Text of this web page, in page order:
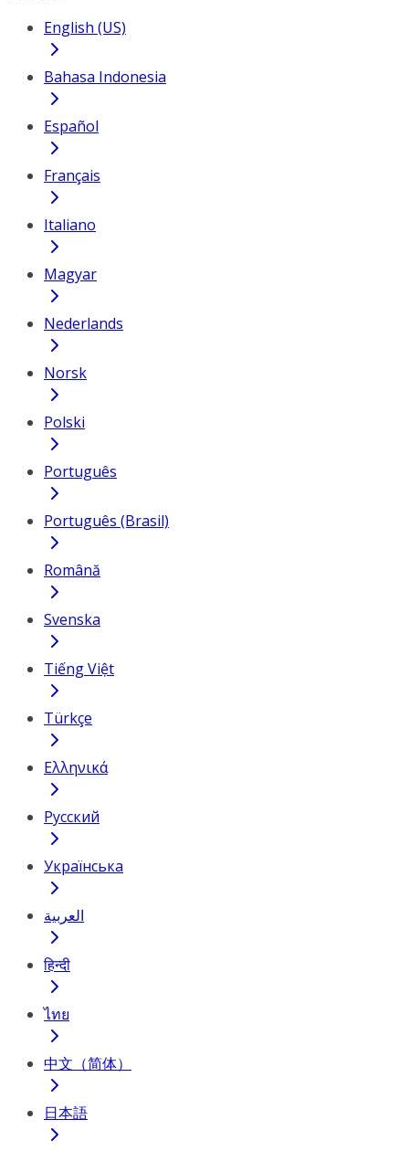
English (US)
Bahasa Indonesia
Español
Français
Italiano
Magyar
Nederlands
Norsk
Polski
Português
Português (Brasil)
Română
Svenska
Tiếng Việt
Türkçe
Ελληνικά
Русский
Українська
العربية
हिन्दी
ไทย
中文（简体）
日本語